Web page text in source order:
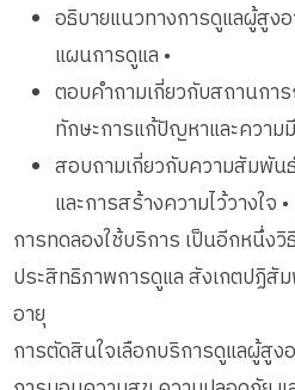
อธิบายแนวทางการดูแลผู้สูง
แผนการดูแล •
ตอบคำถามเกี่ยวกับสถานกา
ทักษะการแก้ปัญหาและความ
สอบถามเกี่ยวกับความสัมพั
และการสร้างความไว้วางใจ •
การทดลองใช้บริการ เป็นอีกหนึ่งวิ
ประสิทธิภาพการดูแล สังเกตปฏิสั
อายุ
การตัดสินใจเลือกบริการดูแลผู้สูง